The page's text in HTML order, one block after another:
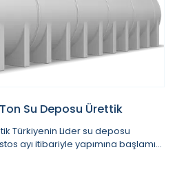
Su Deposu Ürettik
Türkiyenin Lider su deposu